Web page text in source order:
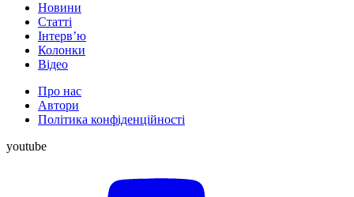
Новини
Статті
Інтерв’ю
Колонки
Відео
Про нас
Автори
Політика конфіденційності
youtube